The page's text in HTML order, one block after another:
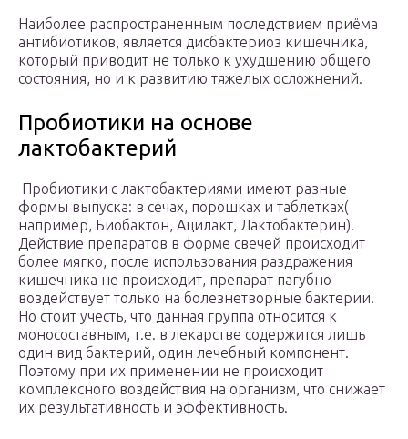
Наиболее распространенным последствием приёма
антибиотиков, является дисбактериоз кишечника,
который приводит не только к ухудшению общего
состояния, но и к развитию тяжелых осложнений.
Пробиотики на основе
лактобактерий
Пробиотики с лактобактериями имеют разные
формы выпуска: в сечах, порошках и таблетках(
например, Биобактон, Ацилакт, Лактобактерин).
Действие препаратов в форме свечей происходит
более мягко, после использования раздражения
кишечника не происходит, препарат пагубно
воздействует только на болезнетворные бактерии.
Но стоит учесть, что данная группа относится к
моносоставным, т.е. в лекарстве содержится лишь
один вид бактерий, один лечебный компонент.
Поэтому при их применении не происходит
комплексного воздействия на организм, что снижает
их результативность и эффективность.